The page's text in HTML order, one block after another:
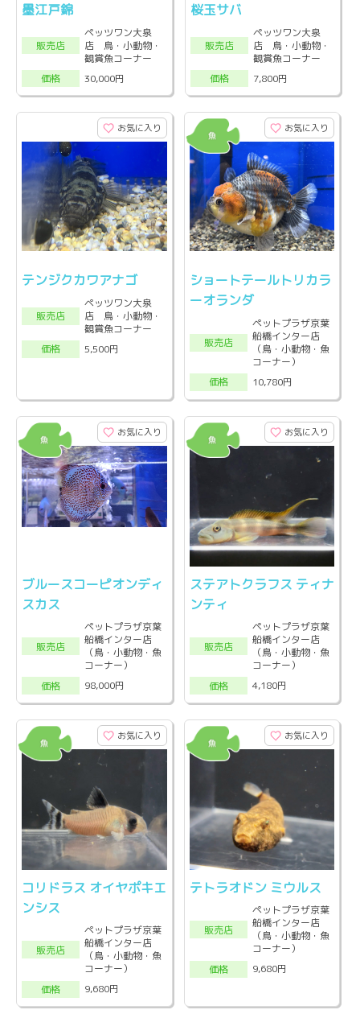
墨江戸錦
販売店
ペッツワン大泉
店 鳥・小動物・
観賞魚コーナー
価格
30,000円
桜玉サバ
販売店
ペッツワン大泉
店 鳥・小動物・
観賞魚コーナー
価格
7,800円
お気に入り
テンジクカワアナゴ
販売店
ペッツワン大泉
店 鳥・小動物・
観賞魚コーナー
価格
5,500円
お気に入り
ショートテールトリカラ
ーオランダ
販売店
ペットプラザ京葉
船橋インター店
（鳥・小動物・魚
コーナー）
価格
10,780円
お気に入り
ブルースコーピオンディ
スカス
販売店
ペットプラザ京葉
船橋インター店
（鳥・小動物・魚
コーナー）
価格
98,000円
お気に入り
ステアトクラフス ティナ
ンティ
販売店
ペットプラザ京葉
船橋インター店
（鳥・小動物・魚
コーナー）
価格
4,180円
お気に入り
コリドラス オイヤポキエ
ンシス
販売店
ペットプラザ京葉
船橋インター店
（鳥・小動物・魚
コーナー）
価格
9,680円
お気に入り
テトラオドン ミウルス
販売店
ペットプラザ京葉
船橋インター店
（鳥・小動物・魚
コーナー）
価格
9,680円